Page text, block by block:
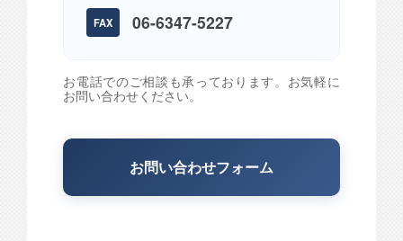
FAX 06-6347-5227
お電話でのご相談も承っております。お気軽に
お問い合わせください。
お問い合わせフォーム